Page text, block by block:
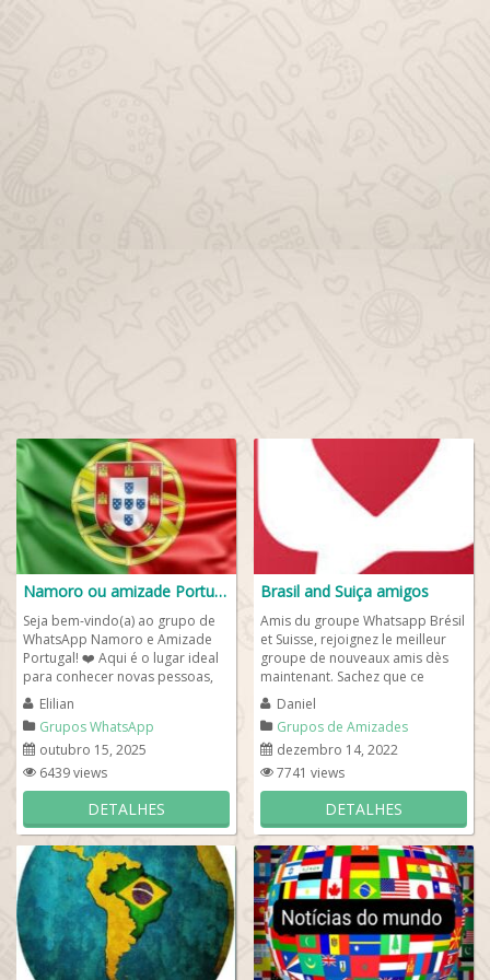
Namoro ou amizade Portugal
Seja bem-vindo(a) ao grupo de
WhatsApp Namoro e Amizade
Portugal! ❤️ Aqui é o lugar ideal
para conhecer novas pessoas,
fazer amizades sinceras e,
quem...
Elilian
Grupos WhatsApp
Internacional
outubro 15, 2025
6439 views
DETALHES
Brasil and Suiça amigos
Amis du groupe Whatsapp Brésil
et Suisse, rejoignez le meilleur
groupe de nouveaux amis dès
maintenant. Sachez que ce
groupe international s'adresse à
tous...
Daniel
Grupos de Amizades
dezembro 14, 2022
7741 views
DETALHES